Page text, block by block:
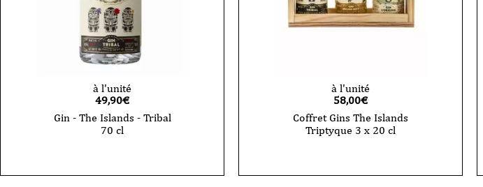
à l'unité
49,90€
Gin - The Islands - Tribal
70 cl
à l'unité
58,00€
Coffret Gins The Islands
Triptyque 3 x 20 cl